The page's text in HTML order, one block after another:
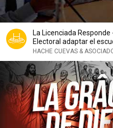
La Licenciada
Electoral adaptar el
HACHE CUEVAS &